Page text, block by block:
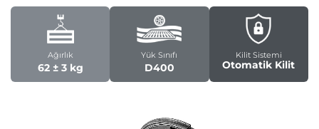
Ağırlık
62 ± 3 kg
Yük Sınıfı
D400
Kilit Sistemi
Otomatik Kilit